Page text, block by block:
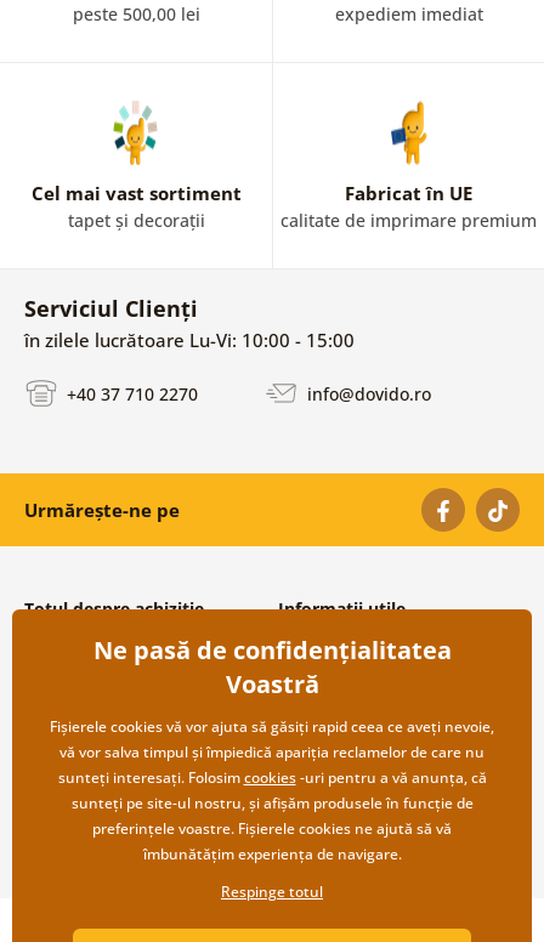
peste 500,00 lei expediem imediat
Cel mai vast sortiment
tapet și decorații
Fabricat în UE
calitate de imprimare premium
Serviciul Clienți
în zilele lucrătoare Lu-Vi: 10:00 - 15:00
+40 37 710 2270 info@dovido.ro
Urmărește-ne pe
Totul despre achiziție
Condiții și termeni generali
Protecția datelor personale
Transport și modalități de plată
Returnare
Informații utile
Despre noi
Întrebări frecvente
Contacte
Cooperare angro
Copyright ©2019 © Dovido.ro.
Ne pasă de confidențialitatea
Voastră
Fișierele cookies vă vor ajuta să găsiți rapid ceea ce aveți nevoie,
vă vor salva timpul și împiedică apariția reclamelor de care nu
sunteți interesați. Folosimcookies-uri pentru a vă anunța, că
sunteți pe site-ul nostru, și afișăm produsele în funcție de
preferințele voastre. Fișierele cookies ne ajută să vă
îmbunătățim experiența de navigare.
Respinge totul